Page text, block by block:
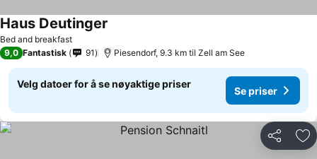
Bed and breakfast
Haus Deutinger
9,0 Fantastisk 91 Piesendorf, 9.3 km til Zell am See
Velg datoer for å se nøyaktige priser
Se priser
Del